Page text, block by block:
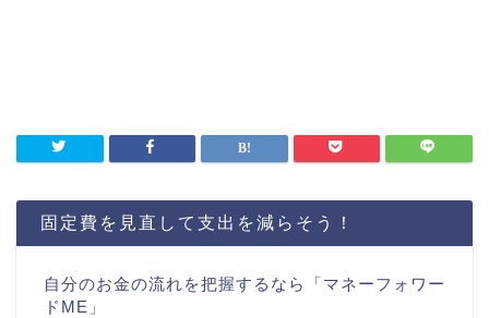
固定費を見直して支出を減らそう！
自分のお金の流れを把握するなら「マネーフォワー
ドME」